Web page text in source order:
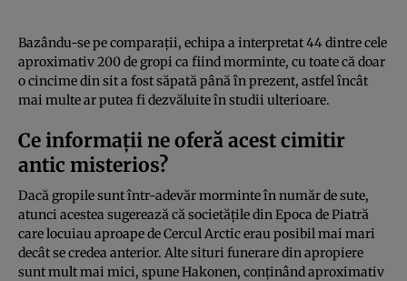
Bazându-se pe comparații, echipa a interpretat 44 dintre cele
aproximativ 200 de gropi ca fiind morminte, cu toate că doar
o cincime din sit a fost săpată până în prezent, astfel încât
mai multe ar putea fi dezvăluite în studii ulterioare.
Ce informații ne oferă acest cimitir
antic misterios?
Dacă gropile sunt într-adevăr morminte în număr de sute,
atunci acestea sugerează că societățile din Epoca de Piatră
care locuiau aproape de Cercul Arctic erau posibil mai mari
decât se credea anterior. Alte situri funerare din apropiere
sunt mult mai mici, spune Hakonen, conținând aproximativ